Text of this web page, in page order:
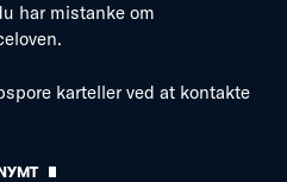
har mistanke om
karteller ved at kontakte